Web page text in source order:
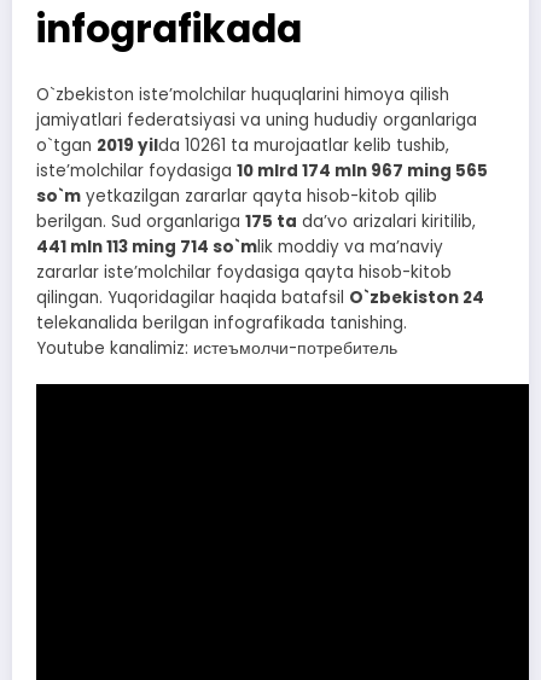
infografikada
O`zbekiston isteʼmolchilar huquqlarini himoya qilish
jamiyatlari federatsiyasi va uning hududiy organlariga
o`tgan 2019 yilda 10261 ta murojaatlar kelib tushib,
isteʼmolchilar foydasiga 10 mlrd 174 mln 967 ming 565
so`m yetkazilgan zararlar qayta hisob-kitob qilib
berilgan. Sud organlariga 175 ta daʼvo arizalari kiritilib,
441 mln 113 ming 714 so`mlik moddiy va maʼnaviy
zararlar isteʼmolchilar foydasiga qayta hisob-kitob
qilingan. Yuqoridagilar haqida batafsil O`zbekiston 24
telekanalida berilgan infografikada tanishing.
Youtube kanalimiz: истеъмолчи-потребитель